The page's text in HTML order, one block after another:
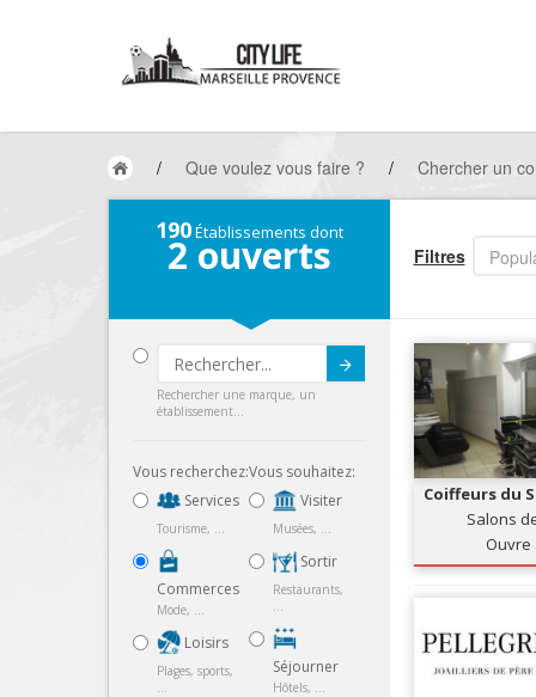
/ Que voulez vous faire ? / Chercher un
190Établissements dont
2 ouverts
Submit
Rechercher une marque, un
établissement...
Vous recherchez:
Services
Tourisme, ...
Commerces
Mode, ...
Loisirs
Plages, sports,
...
Vous souhaitez:
Visiter
Musées, ...
Sortir
Restaurants,
...
Séjourner
Hôtels, ...
Filtres
Coiffeurs du
Salons
Ouvre